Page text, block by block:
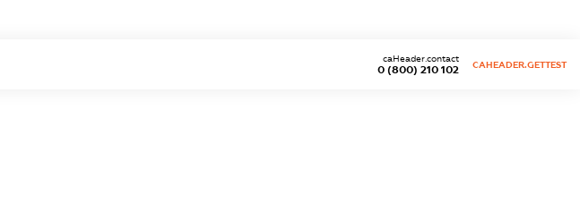
0 (800) 210 102
caHeader.contact
CAHEADER.GETTEST